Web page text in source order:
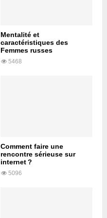
Mentalité et
caractéristiques des
Femmes russes
5468
Comment faire une
rencontre sérieuse sur
internet ?
5096